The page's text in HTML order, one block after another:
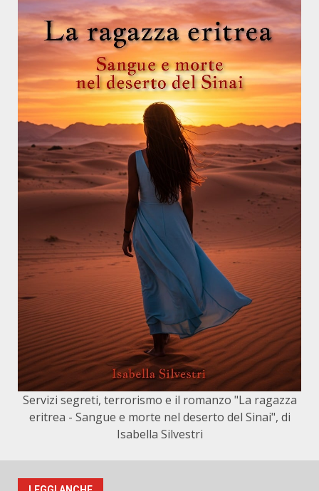
Servizi segreti, terrorismo e il romanzo "La ragazza
eritrea - Sangue e morte nel deserto del Sinai", di
Isabella Silvestri